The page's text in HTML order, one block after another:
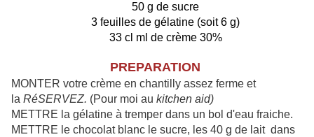
50 g de sucre
3 feuilles de gélatine (soit 6 g)
33 cl ml de crème 30%
PREPARATION
MONTER votre crème en chantilly assez ferme et
la RéSERVEZ. (Pour moi au kitchen aid)
METTRE la gélatine à tremper dans un bol d'eau fraiche.
METTRE le chocolat blanc le sucre, les 40 g de lait dans